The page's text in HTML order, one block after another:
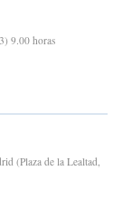
9.00 horas
(Plaza de la Lealtad,